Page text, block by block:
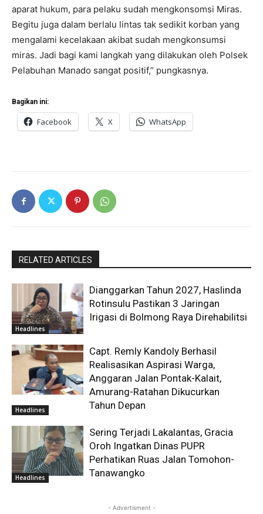
aparat hukum, para pelaku sudah mengkonsomsi Miras.
Begitu juga dalam berlalu lintas tak sedikit korban yang
mengalami kecelakaan akibat sudah mengkonsumsi
miras. Jadi bagi kami langkah yang dilakukan oleh Polsek
Pelabuhan Manado sangat positif,” pungkasnya.
Bagikan ini:
Facebook X WhatsApp
RELATED ARTICLES
Headlines
Dianggarkan Tahun 2027, Haslinda
Rotinsulu Pastikan 3 Jaringan
Irigasi di Bolmong Raya Direhabilitsi
Headlines
Capt. Remly Kandoly Berhasil
Realisasikan Aspirasi Warga,
Anggaran Jalan Pontak-Kalait,
Amurang-Ratahan Dikucurkan
Tahun Depan
Headlines
Sering Terjadi Lakalantas, Gracia
Oroh Ingatkan Dinas PUPR
Perhatikan Ruas Jalan Tomohon-
Tanawangko
- Advertisment -